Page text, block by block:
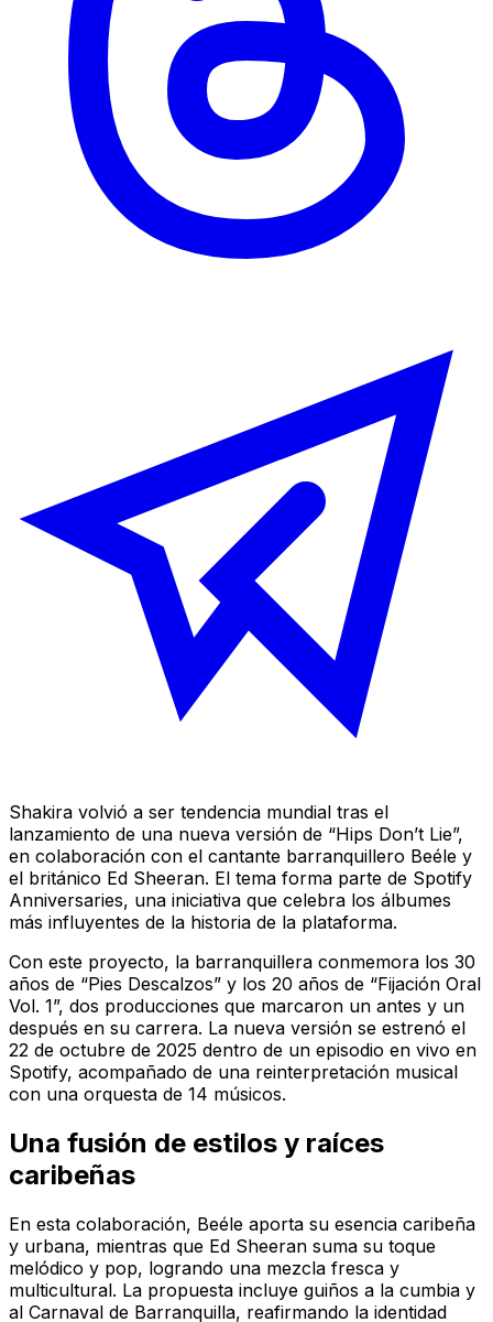
Shakira volvió a ser tendencia mundial tras el
lanzamiento de una nueva versión de “Hips Don’t Lie”,
en colaboración con el cantante barranquillero Beéle y
el británico Ed Sheeran. El tema forma parte de Spotify
Anniversaries, una iniciativa que celebra los álbumes
más influyentes de la historia de la plataforma.
Con este proyecto, la barranquillera conmemora los 30
años de “Pies Descalzos” y los 20 años de “Fijación Oral
Vol. 1”, dos producciones que marcaron un antes y un
después en su carrera. La nueva versión se estrenó el
22 de octubre de 2025 dentro de un episodio en vivo en
Spotify, acompañado de una reinterpretación musical
con una orquesta de 14 músicos.
Una fusión de estilos y raíces
caribeñas
En esta colaboración, Beéle aporta su esencia caribeña
y urbana, mientras que Ed Sheeran suma su toque
melódico y pop, logrando una mezcla fresca y
multicultural. La propuesta incluye guiños a la cumbia y
al Carnaval de Barranquilla, reafirmando la identidad